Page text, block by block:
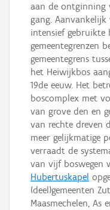
aan de ontginning
gang.
intensief gebruikte
gemeentegrenzen
gemeentegrens
het Heiwijkbos
19de eeuw. Het
boscomplex met
van grove den en
van rechte dreven
meer gelijkmatige
verraadt de
van vijf boswegen
Hubertuskapel
(deel)gemeenten
Maasmechelen, As